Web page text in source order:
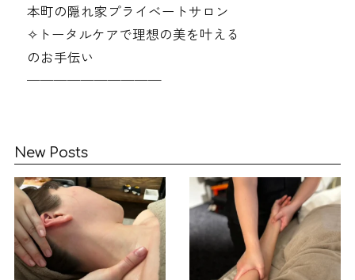
本町の隠れ家プライベートサロン
✧︎トータルケアで理想の美を叶える
のお手伝い
——————————
New Posts